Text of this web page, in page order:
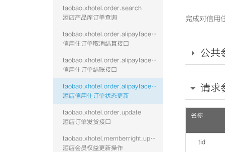
taobao.xhotel.order.search
酒店产品库订单查询
taobao.xhotel.order.alipayface.cancelsettle
信用住订单取消结算接口
taobao.xhotel.order.alipayface.settle
信用住订单结账接口
taobao.xhotel.order.alipayface.update
酒店信用住订单状态更新
taobao.xhotel.order.update
酒店订单发货接口
taobao.xhotel.memberright.update
酒店会员权益更新操作
完成对信用
公共
请求
名称
tid